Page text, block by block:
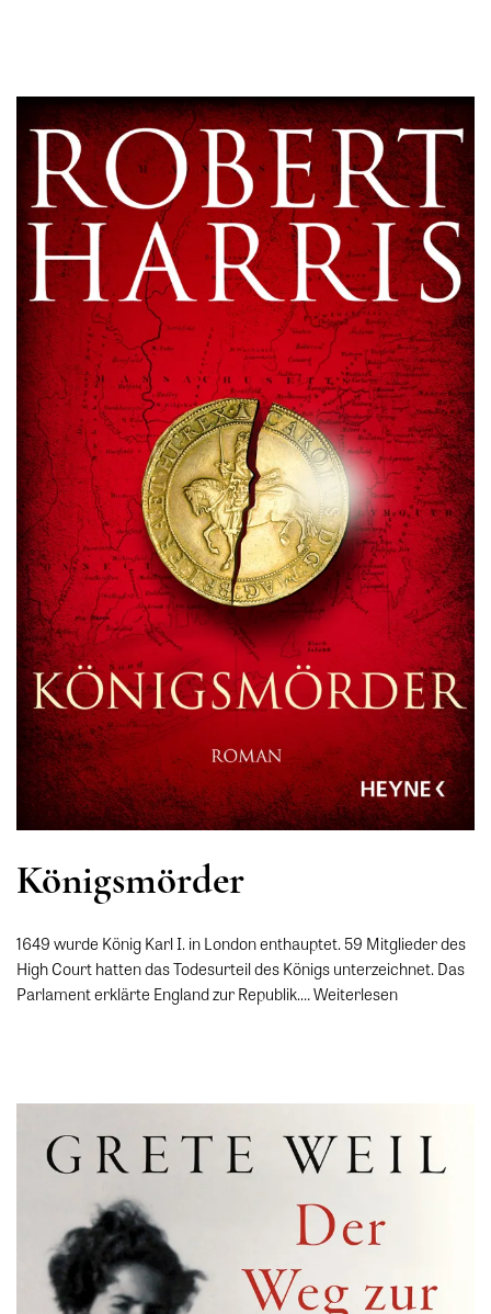
Königsmörder
1649 wurde König Karl I. in London enthauptet. 59 Mitglieder des
High Court hatten das Todesurteil des Königs unterzeichnet. Das
Parlament erklärte England zur Republik.…Weiterlesen